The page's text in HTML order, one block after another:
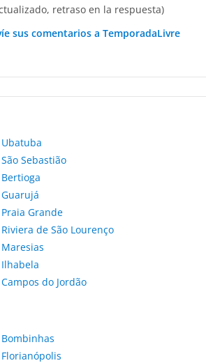
retraso en la respuesta)
sus comentarios a TemporadaLivre
Sebastião
Grande
de São Lourenço
do Jordão